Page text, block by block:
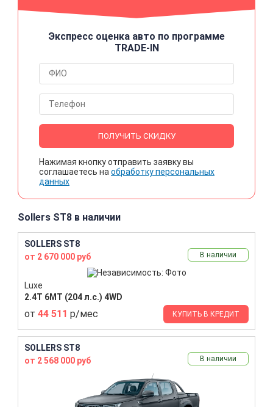
Экспресс оценка авто по программе
TRADE-IN
ПОЛУЧИТЬ СКИДКУ
Нажимая кнопку отправить заявку вы
соглашаетесь на обработку персональных
данных
Sollers ST8 в наличии
SOLLERS ST8
от 2 670 000 руб
В наличии
Luxe
2.4T 6MT (204 л.с.) 4WD
от 44 511 р/мес КУПИТЬ В КРЕДИТ
SOLLERS ST8
от 2 568 000 руб
В наличии